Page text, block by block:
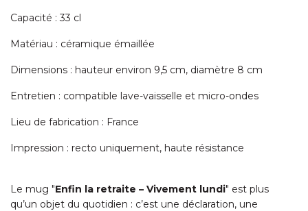
Capacité : 33 cl
Matériau : céramique émaillée
Dimensions : hauteur environ 9,5 cm, diamètre 8 cm
Entretien : compatible lave-vaisselle et micro-ondes
Lieu de fabrication : France
Impression : recto uniquement, haute résistance
Le mug "Enfin la retraite – Vivement lundi" est plus
qu’un objet du quotidien : c’est une déclaration, une